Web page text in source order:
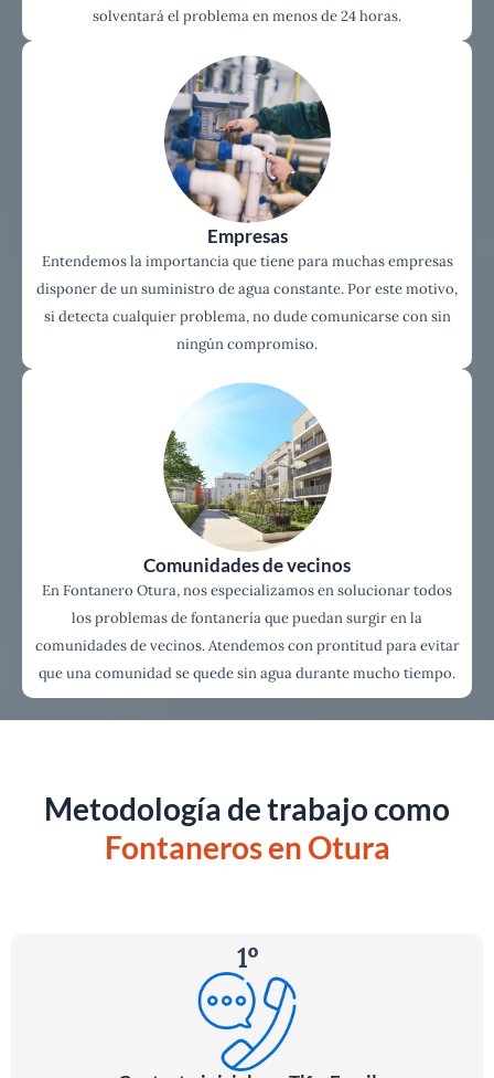
solventará el problema en menos de 24 horas.
Empresas
Entendemos la importancia que tiene para muchas empresas
disponer de un suministro de agua constante. Por este motivo,
si detecta cualquier problema, no dude comunicarse con sin
ningún compromiso.
Comunidades de vecinos
En Fontanero Otura, nos especializamos en solucionar todos
los problemas de fontanería que puedan surgir en la
comunidades de vecinos. Atendemos con prontitud para evitar
que una comunidad se quede sin agua durante mucho tiempo.
Metodología de trabajo como
Fontaneros en Otura
1º